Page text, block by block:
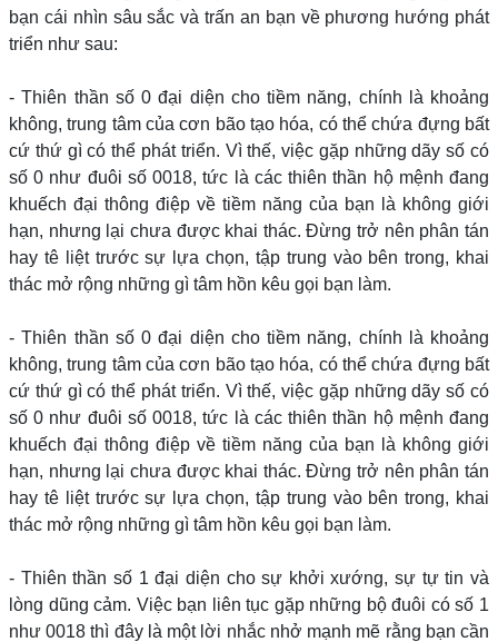
bạn cái nhìn sâu sắc và trấn an bạn về phương hướng phát
triển như sau:
- Thiên thần số 0 đại diện cho tiềm năng, chính là khoảng
không, trung tâm của cơn bão tạo hóa, có thể chứa đựng bất
cứ thứ gì có thể phát triển. Vì thế, việc gặp những dãy số có
số 0 như đuôi số 0018, tức là các thiên thần hộ mệnh đang
khuếch đại thông điệp về tiềm năng của bạn là không giới
hạn, nhưng lại chưa được khai thác. Đừng trở nên phân tán
hay tê liệt trước sự lựa chọn, tập trung vào bên trong, khai
thác mở rộng những gì tâm hồn kêu gọi bạn làm.
- Thiên thần số 0 đại diện cho tiềm năng, chính là khoảng
không, trung tâm của cơn bão tạo hóa, có thể chứa đựng bất
cứ thứ gì có thể phát triển. Vì thế, việc gặp những dãy số có
số 0 như đuôi số 0018, tức là các thiên thần hộ mệnh đang
khuếch đại thông điệp về tiềm năng của bạn là không giới
hạn, nhưng lại chưa được khai thác. Đừng trở nên phân tán
hay tê liệt trước sự lựa chọn, tập trung vào bên trong, khai
thác mở rộng những gì tâm hồn kêu gọi bạn làm.
- Thiên thần số 1 đại diện cho sự khởi xướng, sự tự tin và
lòng dũng cảm. Việc bạn liên tục gặp những bộ đuôi có số 1
như 0018 thì đây là một lời nhắc nhở mạnh mẽ rằng bạn cần